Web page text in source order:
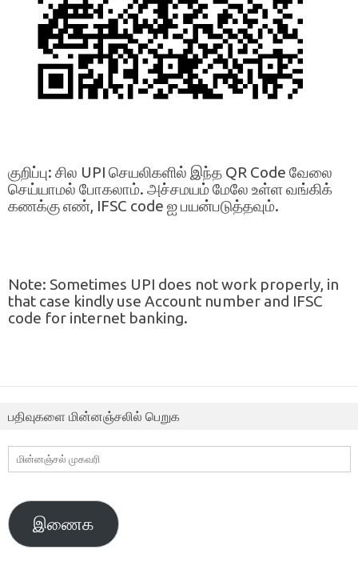
குறிப்பு: சில UPI செயலிகளில் இந்த QR Code வேலை
செய்யாமல் போகலாம். அச்சமயம் மேலே உள்ள வங்கிக்
கணக்கு எண், IFSC code ஐ பயன்படுத்தவும்.
Note: Sometimes UPI does not work properly, in
that case kindly use Account number and IFSC
code for internet banking.
பதிவுகளை மின்னஞ்சலில் பெறுக
மின்னஞ்சல்
முகவரி
இணைக